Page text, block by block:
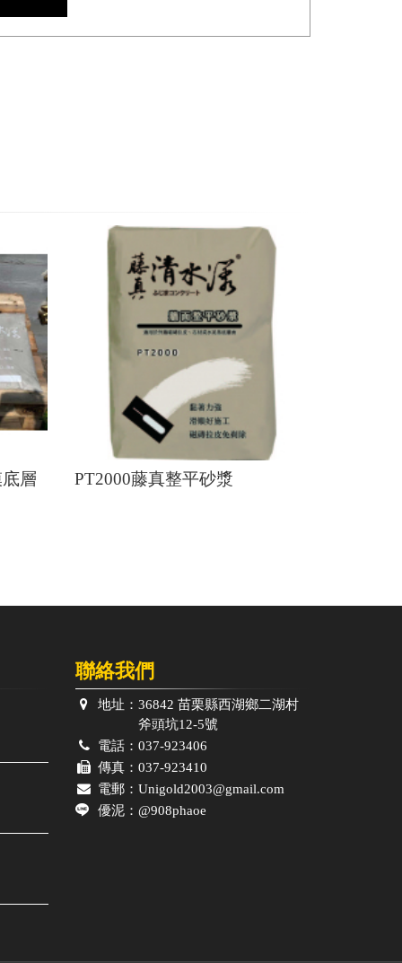
層 PT2000藤真整平砂漿
聯絡我們
地址： 36842 苗栗縣西湖鄉二湖村
斧頭坑12-5號
電話： 037-923406
傳真： 037-923410
電郵： Unigold2003@gmail.com
優泥： @908phaoe